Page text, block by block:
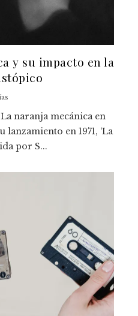
y su impacto en la
naranja mecánica en
en 1971, ‘La
por S...